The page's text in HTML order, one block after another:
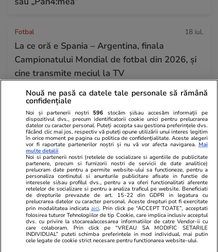
Fotbal 18 iul.
La ce oră e Spania – Argentina, finala
Campionatului Mondial de fotbal din 2026, și
cine transmite meciul la TV
Horoscop
Horoscop Urania | Previziuni astrologice pentru
perioada 18 – 24 iulie 2026. Soarele va intra în
zodia Leului
Nouă ne pasă ca datele tale personale să rămână
confidențiale
Noi și partenerii noștri 596 stocăm și/sau accesăm informații pe
dispozitivul dvs., precum identificatorii cookie unici pentru prelucrarea
datelor cu caracter personal. Puteți accepta sau gestiona preferințele dvs.
făcând clic mai jos, respectiv vă puteți opune utilizării unui interes legitim
în orice moment pe pagina cu politica de confidențialitate. Aceste alegeri
vor fi raportate partenerilor noștri și nu vă vor afecta navigarea. Mai
multe detalii
Noi si partenerii nostri (retelele de socializare si agentiile de publicitate
partenere, precum si furnizorii nostri de servicii de date analitice)
prelucram date pentru a permite website-ului sa functioneze, pentru a
personaliza continutul si anunturile publicitare afisate in functie de
interesele si/sau profilul dvs., pentru a va oferi functionalitati aferente
retelelor de socializare si pentru a analiza traficul pe website. Beneficiati
de drepturile prevazute de art. 15-22 din GDPR in legatura cu
prelucrarea datelor cu caracter personal. Aceste drepturi pot fi exercitate
prin modalitatea indicataaici. Prin click pe “ACCEPT TOATE”, acceptati
folosirea tuturor Tehnologiilor de tip Cookie, care implica inclusiv acceptul
dvs. cu privire la stocarea/accesarea informatiilor de catre Vendor-ii cu
care colaboram. Prin click pe “VREAU SA MODIFIC SETARILE
INDIVIDUAL” puteti schimba preferintele in mod individual, mai putin
cele legate de cookie strict necesare pentru functionarea website-ului.